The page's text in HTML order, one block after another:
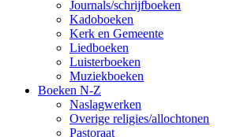
Journals/schrijfboeken
Kadoboeken
Kerk en Gemeente
Liedboeken
Luisterboeken
Muziekboeken
Boeken N-Z
Naslagwerken
Overige religies/allochtonen
Pastoraat